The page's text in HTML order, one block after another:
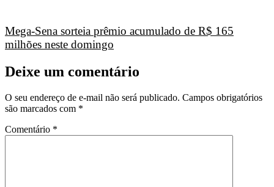
Mega-Sena sorteia prêmio acumulado de R$ 165
milhões neste domingo
Deixe um comentário
O seu endereço de e-mail não será publicado. Campos obrigatórios
são marcados com *
Comentário *